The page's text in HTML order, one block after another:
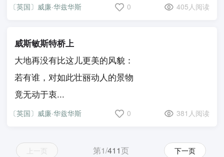
〔英国〕威廉·华兹华斯 0 405人阅读
威斯敏斯特桥上
大地再没有比这儿更美的风貌：
若有谁，对如此壮丽动人的景物
竟无动于衷...
〔英国〕威廉·华兹华斯 0 381人阅读
上一页 第1/411页 下一页